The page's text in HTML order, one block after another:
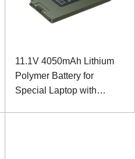
11.1V 4050mAh Lithium
Polymer Battery for
Special Laptop with